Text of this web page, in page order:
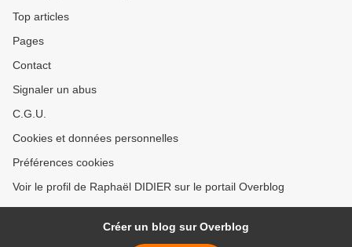
Top articles
Pages
Contact
Signaler un abus
C.G.U.
Cookies et données personnelles
Préférences cookies
Voir le profil de Raphaël DIDIER sur le portail Overblog
Créer un blog sur Overblog